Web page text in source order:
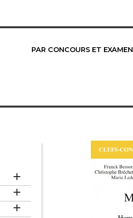
PAR CONCOURS ET EXAMEN


